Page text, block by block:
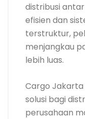
distribusi
efisien dan
terstruktur,
menjangkau
lebih luas.
Cargo Jakarta
solusi bagi
perusahaan